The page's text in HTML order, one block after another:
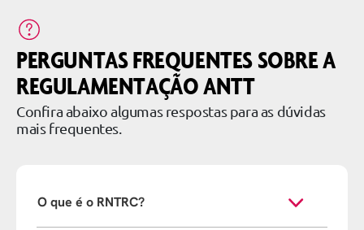
PERGUNTAS FREQUENTES SOBRE A
REGULAMENTAÇÃO ANTT
Confira abaixo algumas respostas para as dúvidas
mais frequentes.
O que é o RNTRC?